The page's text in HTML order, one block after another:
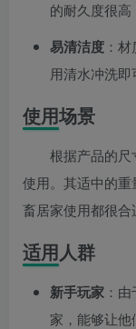
的耐久度很高
易清洁度 ：
用清水冲洗即
使用场景
根据产品的
使用。其适中的
畜居家使用都很合
适用人群
新手玩家 ：
家，能够让他